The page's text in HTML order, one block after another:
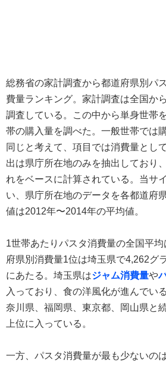
総務省の家計調査から都道府県別パ
費量ランキング。家計調査は全国か
調査している。この中から単身世帯
帯の購入量を調べた。一般世帯では
同じと考えて、項目では消費量とし
出は県庁所在地のみを抽出しており
れをベースに計算されている。当サ
い、県庁所在地のデータを各都道府
値は2012年〜2014年の平均値。
1世帯あたりパスタ消費量の全国平
府県別消費量1位は埼玉県で4,262グ
にあたる。埼玉県はジャム消費量や
入っており、食の洋風化が進んでい
奈川県、福岡県、東京都、岡山県と
上位に入っている。
一方、パスタ消費量が最も少ないの